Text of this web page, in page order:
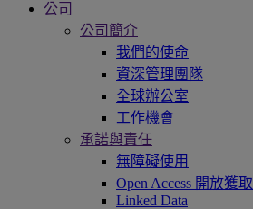
公司
公司簡介
我們的使命
資深管理團隊
全球辦公室
工作機會
承諾與責任
無障礙使用
Open Access 開放獲取
Linked Data